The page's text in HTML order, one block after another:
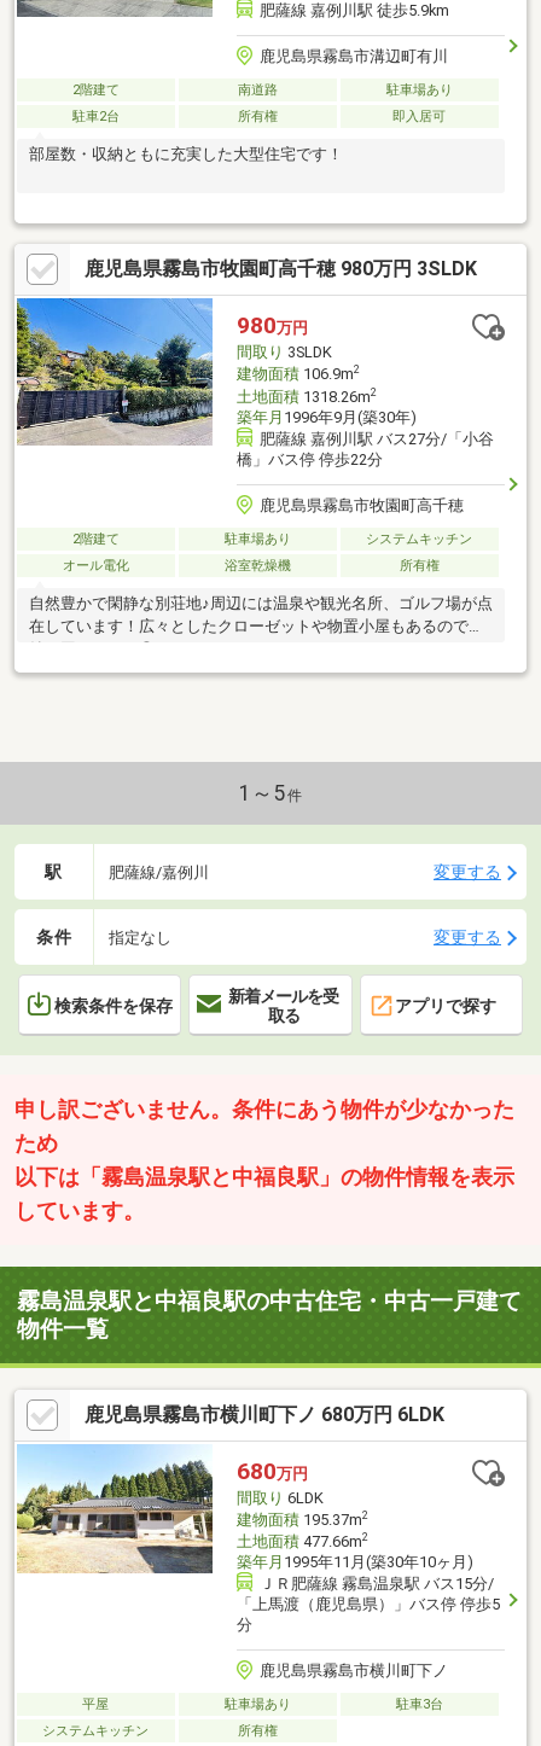
肥薩線 嘉例川駅 徒歩5.9km
鹿児島県霧島市溝辺町有川
2階建て 南道路
駐車場あり
駐車2台
所有権 即入居可
部屋数・収納ともに充実した大型住宅です！
鹿児島県霧島市牧園町高千穂 980万円 3SLDK
980万円
間取り 3SLDK
建物面積106.9m2
土地面積1318.26m2
築年月 1996年9月(築30年)
肥薩線 嘉例川駅 バス27分/「小谷
橋」バス停 停歩22分
鹿児島県霧島市牧園町高千穂
2階建て 駐車場あり
システムキッチン
オール電化
浴室乾燥機 所有権
自然豊かで閑静な別荘地♪周辺には温泉や観光名所、ゴルフ場が点
在しています！広々としたクローゼットや物置小屋もあるので収
1～5件
駅 肥薩線/嘉例川 変更する
条件 指定なし 変更する
検索条件を保存
新着メールを受
取る
アプリで探す
申し訳ございません。条件にあう物件が少なかった
ため
以下は「霧島温泉駅と中福良駅」の物件情報を表示
しています。
霧島温泉駅と中福良駅の中古住宅・中古一戸建て
物件一覧
鹿児島県霧島市横川町下ノ 680万円 6LDK
680万円
間取り 6LDK
建物面積195.37m2
土地面積477.66m2
築年月 1995年11月(築30年10ヶ月)
ＪＲ肥薩線 霧島温泉駅 バス15分/
「上馬渡（鹿児島県）」バス停 停歩5
分
鹿児島県霧島市横川町下ノ
平屋 駐車場あり
駐車3台
システムキッチン
所有権